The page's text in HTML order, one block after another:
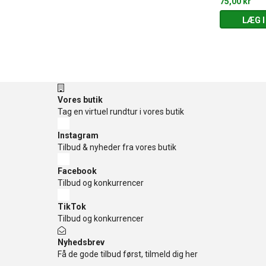
LÆG I
Vores butik
Tag en virtuel rundtur i vores butik
Instagram
Tilbud & nyheder fra vores butik
Facebook
Tilbud og konkurrencer
TikTok
Tilbud og konkurrencer
Nyhedsbrev
Få de gode tilbud først, tilmeld dig her